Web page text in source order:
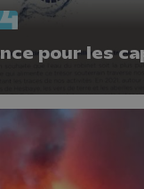
pour les